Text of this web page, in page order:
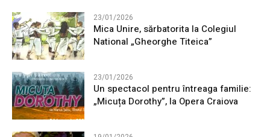
23/01/2026
Mica Unire, sărbatorita la Colegiul
National „Gheorghe Titeica”
23/01/2026
Un spectacol pentru întreaga familie:
„Micuța Dorothy”, la Opera Craiova